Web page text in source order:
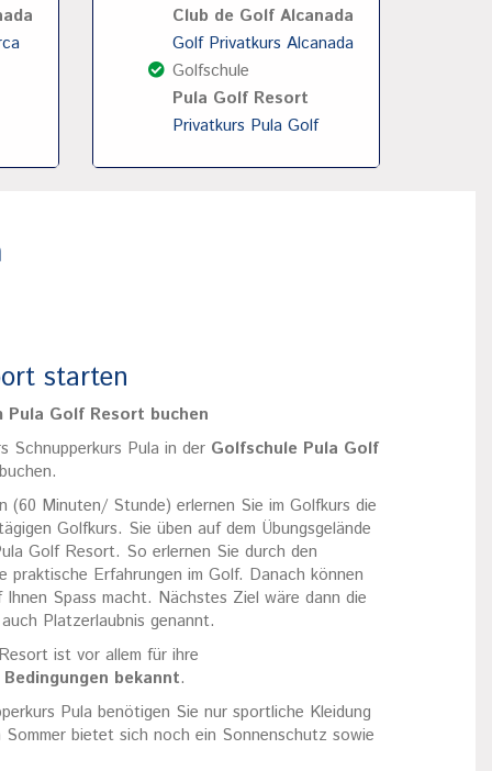
Club de Golf Alcanada
Golf Privatkurs Alcanada
Golfschule
Pula Golf Resort
Privatkurs Pula Golf
starten
Pula Golf Resort buchen
Schnupperkurs Pula in der Golfschule Pula Golf
(60 Minuten/ Stunde) erlernen Sie im Golfkurs die
Golfkurs. Sie üben auf dem Übungsgelände
Golf Resort. So erlernen Sie durch den
praktische Erfahrungen im Golf. Danach können
Spass macht. Nächstes Ziel wäre dann die
Platzerlaubnis genannt.
ist vor allem für ihre
bekannt.
Pula benötigen Sie nur sportliche Kleidung
bietet sich noch ein Sonnenschutz sowie